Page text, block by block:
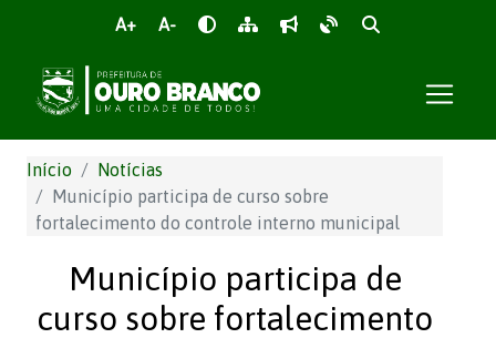
A+ A-
Início
Notícias
Município participa de curso sobre
fortalecimento do controle interno municipal
Município participa de
curso sobre fortalecimento